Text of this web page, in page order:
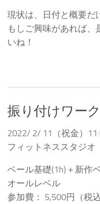
現状は、日付と概要だ
もしご興味があれば、
いね！
振り付けワー
2022/ 2/ 11（祝金）
フィットネススタジオ
ベール基礎(1h)＋新作
オールレベル
参加費： 5,500円（税込